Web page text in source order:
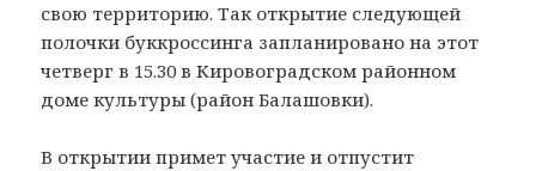
свою территорию. Так открытие следующей
полочки буккроссинга запланировано на этот
четверг в 15.30 в Кировоградском районном
доме культуры (район Балашовки).
В открытии примет участие и отпустит